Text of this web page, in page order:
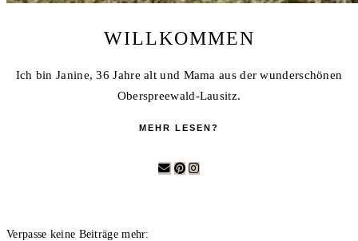
WILLKOMMEN
Ich bin Janine, 36 Jahre alt und Mama aus der wunderschönen
Oberspreewald-Lausitz.
MEHR LESEN?
Verpasse keine Beiträge mehr: